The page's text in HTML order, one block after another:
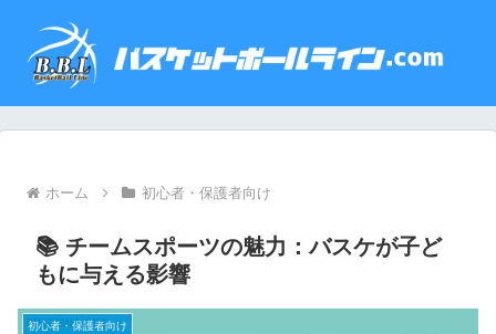
ホーム 初心者・保護者向け
📚 チームスポーツの魅力：バスケが子ど
もに与える影響
初心者・保護者向け